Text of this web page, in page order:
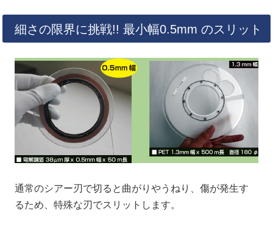
細さの限界に挑戦!! 最小幅0.5mm のスリット
通常のシアー刃で切ると曲がりやうねり、傷が発生す
るため、特殊な刃でスリットします。